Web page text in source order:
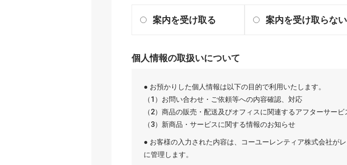
案内を受け取る 案内を受け取らない
個人情報の取扱いについて
● お預かりした個人情報は以下の目的で利用いたします。
（1）お問い合わせ・ご依頼等への内容確認、対応
（2）商品の販売・配送及びオフィスに関連するアフターサービ
（3）新商品・サービスに関する情報のお知らせ
● お客様の入力された内容は、 コーユーレンティア株式会社が
に管理します。